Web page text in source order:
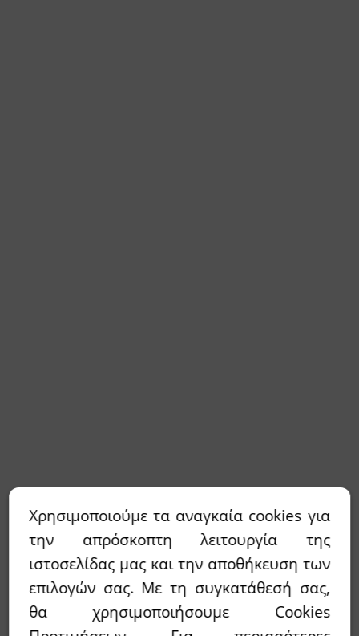
Χρησιμοποιούμε τα αναγκαία cookies για
την απρόσκοπτη λειτουργία της
ιστοσελίδας μας και την αποθήκευση των
επιλογών σας. Με τη συγκατάθεσή σας,
θα χρησιμοποιήσουμε Cookies